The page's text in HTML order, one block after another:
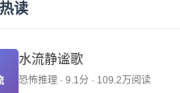
读
水流静谧歌
恐怖推理 · 9.1分 · 109.2万阅读